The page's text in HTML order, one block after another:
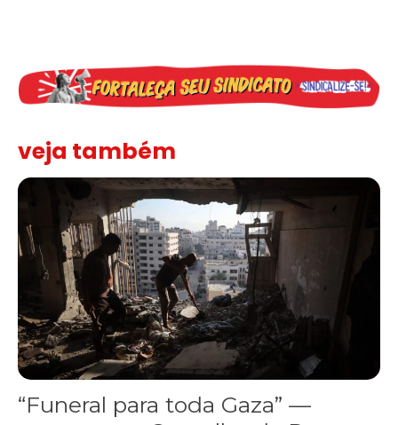
veja também
“Funeral para toda Gaza” — enquanto o Conselho da Paz
“Funeral para toda Gaza” —